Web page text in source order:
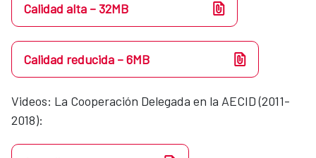
Calidad alta – 32MB
Calidad reducida – 6MB
Videos​​: La Cooperación Delegada en la AECID (2011-
2018):